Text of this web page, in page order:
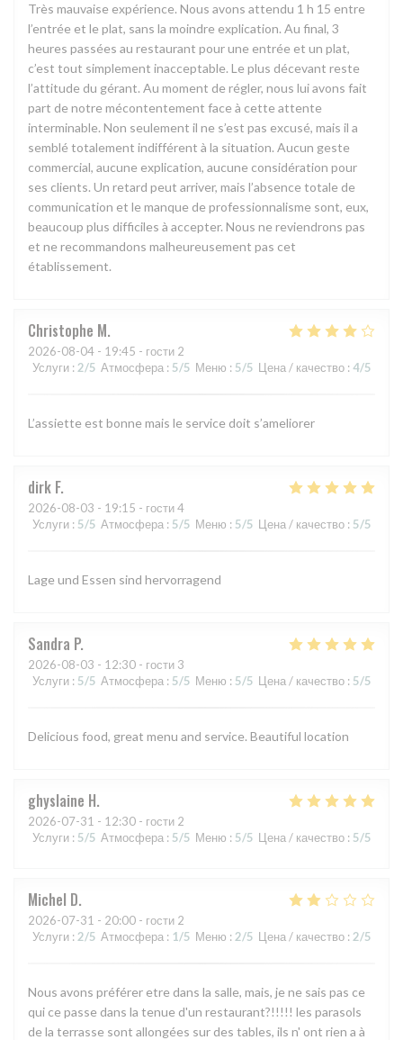
Très mauvaise expérience. Nous avons attendu 1 h 15 entre
l’entrée et le plat, sans la moindre explication. Au final, 3
heures passées au restaurant pour une entrée et un plat,
c’est tout simplement inacceptable. Le plus décevant reste
l’attitude du gérant. Au moment de régler, nous lui avons fait
part de notre mécontentement face à cette attente
interminable. Non seulement il ne s’est pas excusé, mais il a
semblé totalement indifférent à la situation. Aucun geste
commercial, aucune explication, aucune considération pour
ses clients. Un retard peut arriver, mais l’absence totale de
communication et le manque de professionnalisme sont, eux,
beaucoup plus difficiles à accepter. Nous ne reviendrons pas
et ne recommandons malheureusement pas cet
établissement.
Christophe M
2026-08-04 - 19:45 - гости 2
Услуги : 2/5 Атмосфера : 5/5 Меню : 5/5 Цена / качество : 4/5
L’assiette est bonne mais le service doit s’ameliorer
dirk F
2026-08-03 - 19:15 - гости 4
Услуги : 5/5 Атмосфера : 5/5 Меню : 5/5 Цена / качество : 5/5
Lage und Essen sind hervorragend
Sandra P
2026-08-03 - 12:30 - гости 3
Услуги : 5/5 Атмосфера : 5/5 Меню : 5/5 Цена / качество : 5/5
Delicious food, great menu and service. Beautiful location
ghyslaine H
2026-07-31 - 12:30 - гости 2
Услуги : 5/5 Атмосфера : 5/5 Меню : 5/5 Цена / качество : 5/5
Michel D
2026-07-31 - 20:00 - гости 2
Услуги : 2/5 Атмосфера : 1/5 Меню : 2/5 Цена / качество : 2/5
Nous avons préférer etre dans la salle, mais, je ne sais pas ce
qui ce passe dans la tenue d'un restaurant?!!!!! les parasols
de la terrasse sont allongées sur des tables, ils n' ont rien a à